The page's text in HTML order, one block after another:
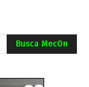
Busca MecOn